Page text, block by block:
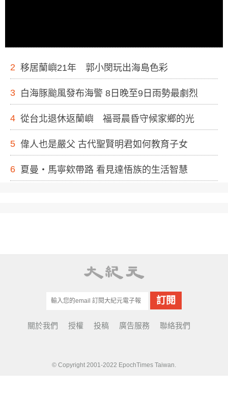
2 移居蘭嶼21年 郭小閔玩出海島色彩
3 白海豚颱風發布海警 8日晚至9日雨勢最劇烈
4 從台北退休返蘭嶼 福哥晨昏守候家鄉的光
5 偉人也是嚴父 古代聖賢明君如何教育子女
6 夏曼・馬寧欸帶路 看見達悟族的生活智慧
關於我們 授權 投稿 廣告服務 聯絡我們
© Copyright 2001-2022 EpochTimes Taiwan.